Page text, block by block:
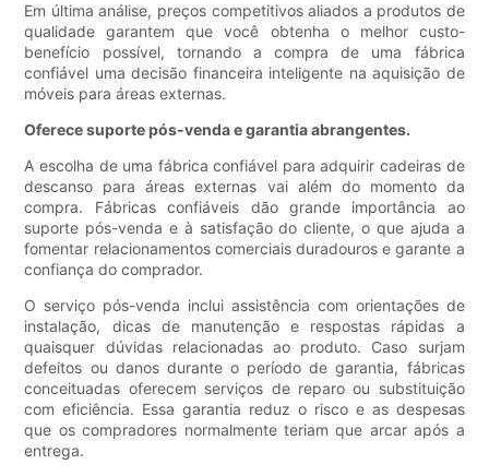
Em última análise, preços competitivos aliados a produtos de
qualidade garantem que você obtenha o melhor custo-
benefício possível, tornando a compra de uma fábrica
confiável uma decisão financeira inteligente na aquisição de
móveis para áreas externas.
Oferece suporte pós-venda e garantia abrangentes.
A escolha de uma fábrica confiável para adquirir cadeiras de
descanso para áreas externas vai além do momento da
compra. Fábricas confiáveis ​​dão grande importância ao
suporte pós-venda e à satisfação do cliente, o que ajuda a
fomentar relacionamentos comerciais duradouros e garante a
confiança do comprador.
O serviço pós-venda inclui assistência com orientações de
instalação, dicas de manutenção e respostas rápidas a
quaisquer dúvidas relacionadas ao produto. Caso surjam
defeitos ou danos durante o período de garantia, fábricas
conceituadas oferecem serviços de reparo ou substituição
com eficiência. Essa garantia reduz o risco e as despesas
que os compradores normalmente teriam que arcar após a
entrega.